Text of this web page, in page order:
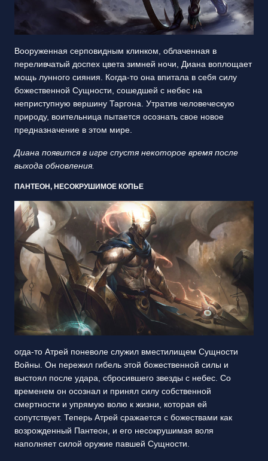
Вооруженная серповидным клинком, облаченная в
переливчатый доспех цвета зимней ночи, Диана воплощает
мощь лунного сияния. Когда-то она впитала в себя силу
божественной Сущности, сошедшей с небес на
неприступную вершину Таргона. Утратив человеческую
природу, воительница пытается осознать свое новое
предназначение в этом мире.
Диана появится в игре спустя некоторое время после
выхода обновления.
ПАНТЕОН, НЕСОКРУШИМОЕ КОПЬЕ
огда-то Атрей поневоле служил вместилищем Сущности
Войны. Он пережил гибель этой божественной силы и
выстоял после удара, сбросившего звезды с небес. Со
временем он осознал и принял силу собственной
смертности и упрямую волю к жизни, которая ей
сопутствует. Теперь Атрей сражается с божествами как
возрожденный Пантеон, и его несокрушимая воля
наполняет силой оружие павшей Сущности.